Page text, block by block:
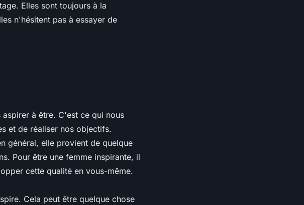
Elles sont toujours à la
n'hésitent pas à essayer de
à être. C'est ce qui nous
et de réaliser nos objectifs.
général, elle provient de quelque
Pour être une femme inspirante, il
cette qualité en vous-même.
Cela peut être quelque chose